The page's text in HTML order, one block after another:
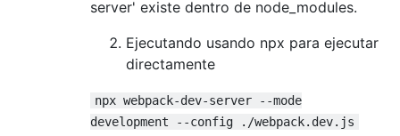
server' existe dentro de node_modules.
Ejecutando usando npx para ejecutar
directamente
npx webpack-dev-server --mode
development --config ./webpack.dev.js